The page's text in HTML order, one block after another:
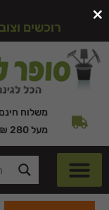
רוכשים
משלוח
מעל 280 ₪
×